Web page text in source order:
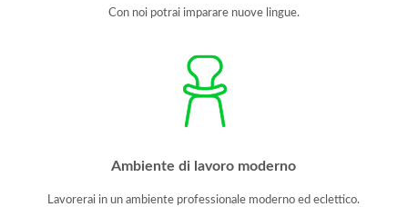
Con noi potrai imparare nuove lingue.
Ambiente di lavoro moderno
Lavorerai in un ambiente professionale moderno ed eclettico.